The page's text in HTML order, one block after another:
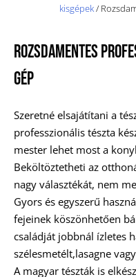
kisgépek/
Rozsdamentes
Gép
Szeretné elsajátítani a
professzionális tészta
mester lehet most a
Beköltöztetheti az
nagy választékát, nem
Gyors és egyszerű
fejeinek köszönhetően
családját jobbnál ízletes
szélesmetélt,lasagne
A magyar tészták is